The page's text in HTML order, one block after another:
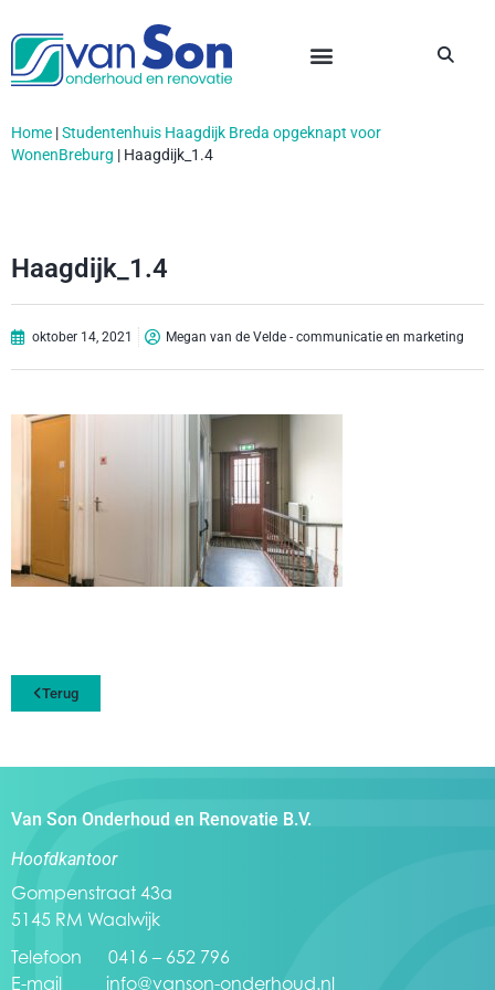
Home |Studentenhuis Haagdijk Breda opgeknapt voor
WonenBreburg | Haagdijk_1.4
Haagdijk_1.4
oktober 14, 2021 Megan van de Velde - communicatie en marketing
Terug
Van Son Onderhoud en Renovatie B.V.
Hoofdkantoor
Gompenstraat 43a
5145 RM Waalwijk
Telefoon 0416 – 652 796
E-mail info@vanson-onderhoud.nl